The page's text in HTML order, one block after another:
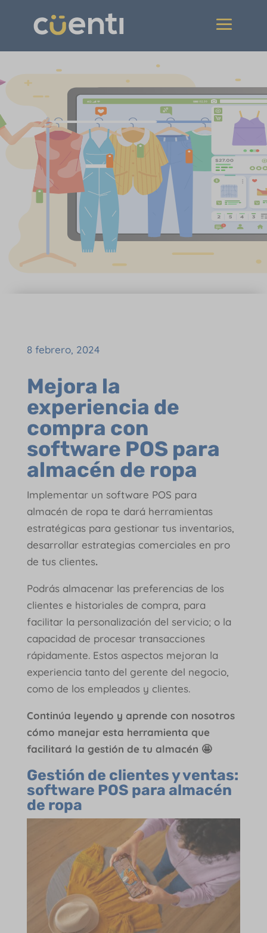
8 febrero, 2024
Mejora la
experiencia de
compra con
software POS para
almacén de ropa
Implementar un software POS para
almacén de ropa te dará herramientas
estratégicas para gestionar tus inventarios,
desarrollar estrategias comerciales en pro
de tus clientes.
Podrás almacenar las preferencias de los
clientes e historiales de compra, para
facilitar la personalización del servicio; o la
capacidad de procesar transacciones
rápidamente. Estos aspectos mejoran la
experiencia tanto del gerente del negocio,
como de los empleados y clientes.
Continúa leyendo y aprende con nosotros
cómo manejar esta herramienta que
facilitará la gestión de tu almacén 🤩
Gestión de clientes y ventas:
software POS para almacén
de ropa